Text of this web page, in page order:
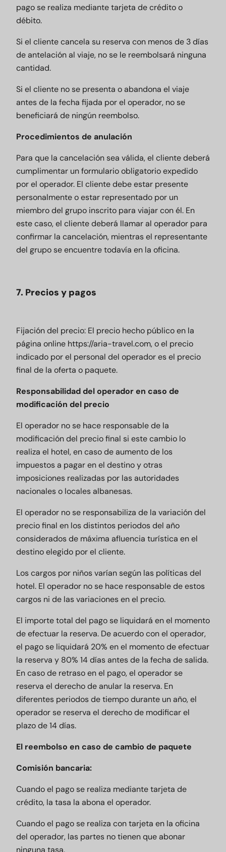
pago se realiza mediante tarjeta de crédito o
débito.
Si el cliente cancela su reserva con menos de 3 días
de antelación al viaje, no se le reembolsará ninguna
cantidad.
Si el cliente no se presenta o abandona el viaje
antes de la fecha fijada por el operador, no se
beneficiará de ningún reembolso.
Procedimientos de anulación
Para que la cancelación sea válida, el cliente deberá
cumplimentar un formulario obligatorio expedido
por el operador. El cliente debe estar presente
personalmente o estar representado por un
miembro del grupo inscrito para viajar con él. En
este caso, el cliente deberá llamar al operador para
confirmar la cancelación, mientras el representante
del grupo se encuentre todavía en la oficina.
7. Precios y pagos
Fijación del precio: El precio hecho público en la
página online https://aria-travel.com, o el precio
indicado por el personal del operador es el precio
final de la oferta o paquete.
Responsabilidad del operador en caso de
modificación del precio
El operador no se hace responsable de la
modificación del precio final si este cambio lo
realiza el hotel, en caso de aumento de los
impuestos a pagar en el destino y otras
imposiciones realizadas por las autoridades
nacionales o locales albanesas.
El operador no se responsabiliza de la variación del
precio final en los distintos periodos del año
considerados de máxima afluencia turística en el
destino elegido por el cliente.
Los cargos por niños varían según las políticas del
hotel. El operador no se hace responsable de estos
cargos ni de las variaciones en el precio.
El importe total del pago se liquidará en el momento
de efectuar la reserva. De acuerdo con el operador,
el pago se liquidará 20% en el momento de efectuar
la reserva y 80% 14 días antes de la fecha de salida.
En caso de retraso en el pago, el operador se
reserva el derecho de anular la reserva. En
diferentes periodos de tiempo durante un año, el
operador se reserva el derecho de modificar el
plazo de 14 días.
El reembolso en caso de cambio de paquete
Comisión bancaria:
Cuando el pago se realiza mediante tarjeta de
crédito, la tasa la abona el operador.
Cuando el pago se realiza con tarjeta en la oficina
del operador, las partes no tienen que abonar
ninguna tasa.